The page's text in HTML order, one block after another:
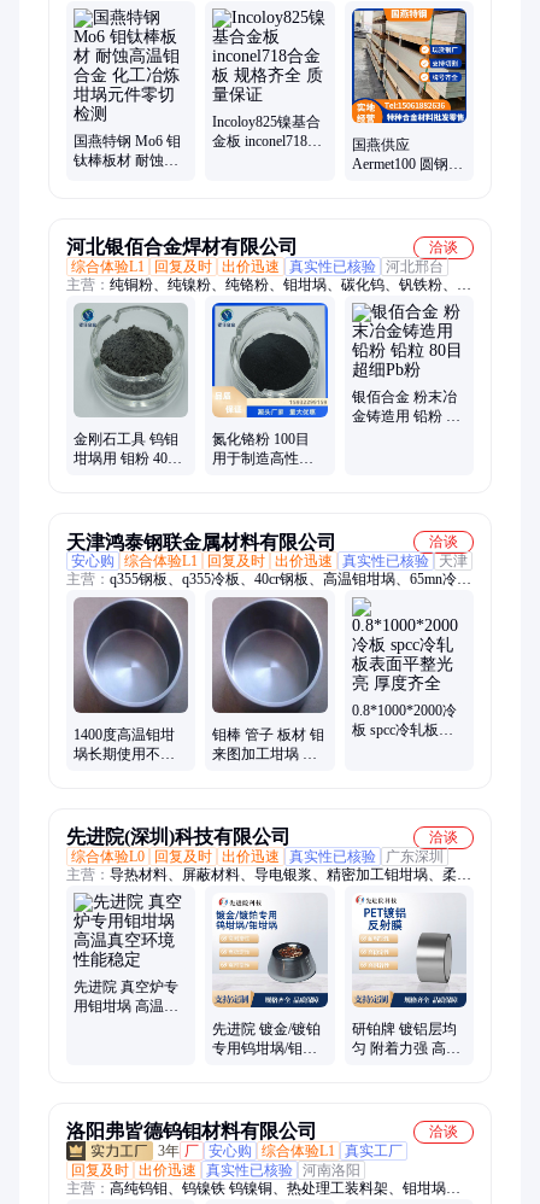
效钢、GH5188、GH3625、GH4169、L605、1J22钴基合金、
GH4099、叶片钢、4J29可伐合金、PH13-8Mo、Aermet100、
GH5605、1J22、18Ni300、18Ni350、Monel400、MP159、
MP35N、3J21、GH2747、18Ni250
国燕特钢 Mo6 钼
钛棒板材 耐蚀高
Incoloy825镍基合
金板 inconel718合
国燕供应
Aermet100 圆钢锻
河北银佰合金焊材有限公司
洽谈
综合体验L1
回复及时 出价迅速 真实性已核验 河北邢台
主营： 纯铜粉、纯镍粉、纯铬粉、钼坩埚、碳化钨、钒铁粉、紫
铜粉、钛铁粉、金属钨、钨粉纯、石墨粉、黄铜粉、合金粉、钼
铁粉、青铜粉、纯铅粉、球形镍粉、纳米铅粉、电解锡粉、导电
镍粉、铬粉用户、激光熔覆、铜粉需要、纳米铜粉、超细钴粉、
铜粉预定
金刚石工具 钨钼
坩埚用 钼粉 400
氮化铬粉 100目
用于制造高性能
银佰合金 粉末冶
金铸造用 铅粉 铅
天津鸿泰钢联金属材料有限公司
洽谈
安心购
综合体验L1 回复及时 出价迅速 真实性已核验
天津
主营： q355钢板、q355冷板、40cr钢板、高温钼坩埚、65mn冷
板、08al钢板、65mn钢板、10号冷板、10号钢板、20号钢板、
q345r钢板、q245r钢板、45号冷板、45号钢板、20号冷板、不锈
钢板、耐热钢管、15crmo钢板、锚固件、不锈钢抓钉、不锈钢
管、合金板、耐高温不锈钢管
1400度高温钼坩
埚长期使用不变
钼棒 管子 板材 钼
来图加工坩埚 耐
0.8*1000*2000冷
板 spcc冷轧板表
先进院(深圳)科技有限公司
洽谈
综合体验L0
回复及时 出价迅速 真实性已核验
广东深圳
主营： 导热材料、屏蔽材料、导电银浆、精密加工钼坩埚、柔性
电极材料、导电银胶、金浆、导电橡胶、镀银导电布、金粉、铂
电极浆料、FPC软板、镀金导电布、银钯浆料、电阻浆料、导热
相变材料、柔性电极
先进院 真空炉专
用钼坩埚 高温真
先进院 镀金/镀铂
专用钨坩埚/钼坩
研铂牌 镀铝层均
匀 附着力强 高反
洛阳弗皆德钨钼材料有限公司
洽谈
3年 厂 安心购 综合体验L1 真实工厂
回复及时 出价迅速 真实性已核验 河南洛阳
主营： 高纯钨钼、钨镍铁 钨镍铜、热处理工装料架、钼坩埚、